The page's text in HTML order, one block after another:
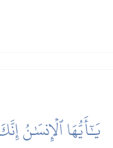
يَٰٓأَيُّهَا ٱلۡإِنسَٰنُ